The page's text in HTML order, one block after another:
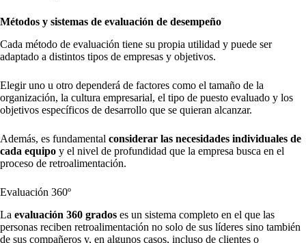
Métodos y sistemas de evaluación de desempeño
Cada método de evaluación tiene su propia utilidad y puede ser
adaptado a distintos tipos de empresas y objetivos.
Elegir uno u otro dependerá de factores como el tamaño de la
organización, la cultura empresarial, el tipo de puesto evaluado y los
objetivos específicos de desarrollo que se quieran alcanzar.
Además, es fundamental considerar las necesidades individuales de
cada equipo y el nivel de profundidad que la empresa busca en el
proceso de retroalimentación.
Evaluación 360º
La evaluación 360 grados es un sistema completo en el que las
personas reciben retroalimentación no solo de sus líderes sino también
de sus compañeros y, en algunos casos, incluso de clientes o